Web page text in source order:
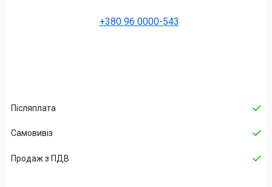
+380 96 0000-543
Післяплата
Самовивіз
Продаж з ПДВ